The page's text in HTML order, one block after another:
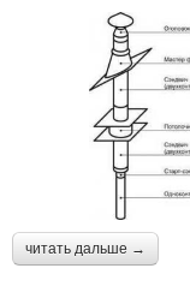
читать дальше →